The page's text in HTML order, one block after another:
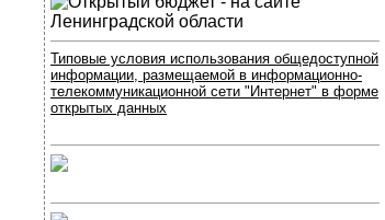
Типовые условия использования общедоступной
информации, размещаемой в информационно-
телекоммуникационной сети "Интернет" в форме
открытых данных